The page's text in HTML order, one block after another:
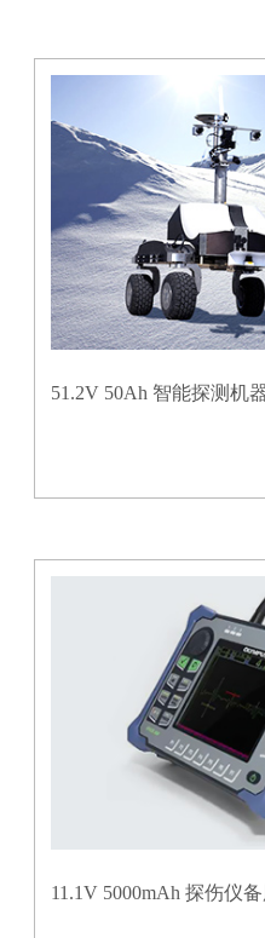
51.2V 50Ah 智能探测机
11.1V 5000mAh 探伤仪